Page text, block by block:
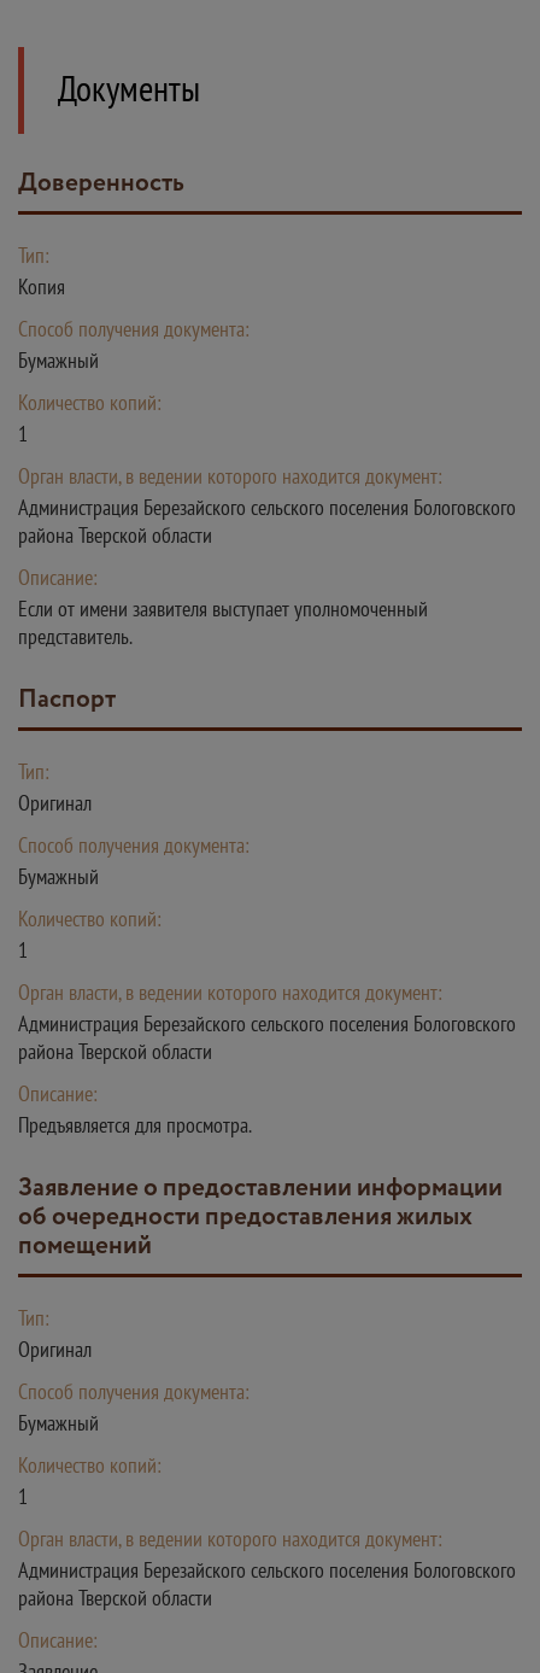
Документы
Доверенность
Тип:
Копия
Способ получения документа:
Бумажный
Количество копий:
1
Орган власти, в ведении которого находится документ:
Администрация Березайского сельского поселения Бологовского
района Тверской области
Описание:
Если от имени заявителя выступает уполномоченный
представитель.
Паспорт
Тип:
Оригинал
Способ получения документа:
Бумажный
Количество копий:
1
Орган власти, в ведении которого находится документ:
Администрация Березайского сельского поселения Бологовского
района Тверской области
Описание:
Предъявляется для просмотра.
Заявление о предоставлении информации
об очередности предоставления жилых
помещений
Тип:
Оригинал
Способ получения документа:
Бумажный
Количество копий:
1
Орган власти, в ведении которого находится документ:
Администрация Березайского сельского поселения Бологовского
района Тверской области
Описание: